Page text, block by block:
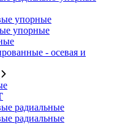
упорные
упорные
- осевая и
радиальные
радиальные